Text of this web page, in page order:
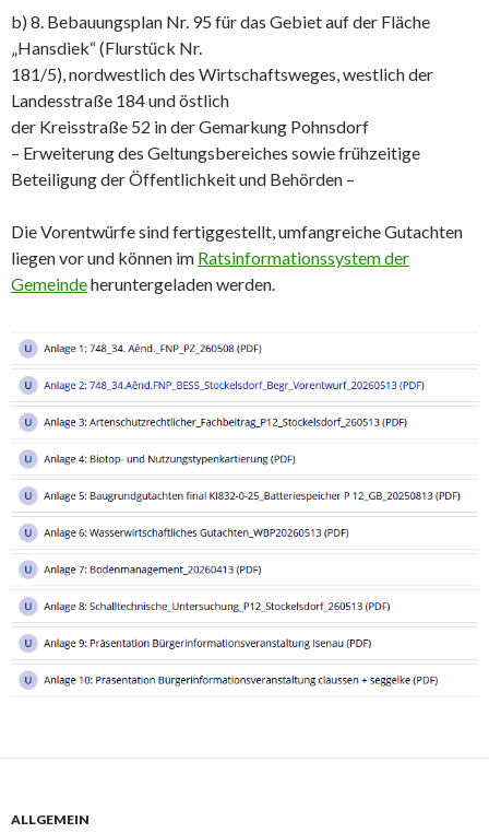
b) 8. Bebauungsplan Nr. 95 für das Gebiet auf der Fläche
„Hansdiek“ (Flurstück Nr.
181/5), nordwestlich des Wirtschaftsweges, westlich der
Landesstraße 184 und östlich
der Kreisstraße 52 in der Gemarkung Pohnsdorf
– Erweiterung des Geltungsbereiches sowie frühzeitige
Beteiligung der Öffentlichkeit und Behörden –
Die Vorentwürfe sind fertiggestellt, umfangreiche Gutachten
liegen vor und können im Ratsinformationssystem der
Gemeindeheruntergeladen werden.
ALLGEMEIN